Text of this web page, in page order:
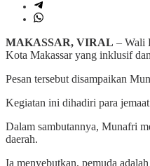
MAKASSAR, VIRAL – Wali
Kota Makassar yang inklusif
Pesan tersebut disampaikan
Kegiatan ini dihadiri para
Dalam sambutannya, Munafri
daerah.
Ia menyebutkan, pemuda